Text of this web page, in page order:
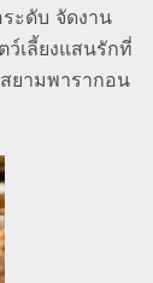
ะดับ จัดงาน
เลี้ยงแสนรักที่
ยามพารากอน